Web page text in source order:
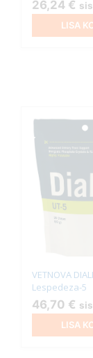
26,24 €
LISA
VETNOVA
Lespedeza-5
46,70 €
LISA